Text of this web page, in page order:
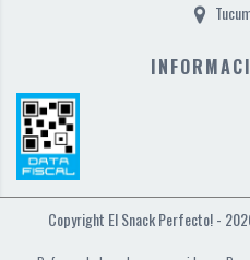
Copyright El Snack Perfecto! -